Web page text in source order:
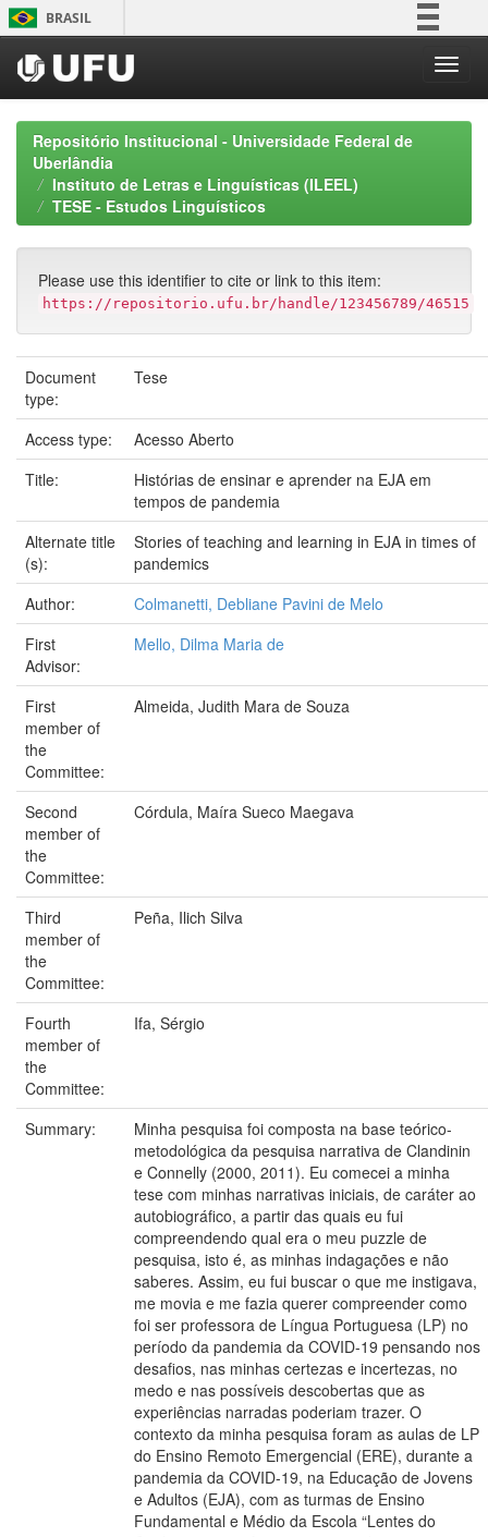
Skip
navigation
BRASIL
Participe
Acesso à informação
Legislação
Repositório Institucional - Universidade Federal de
Uberlândia
Instituto de Letras e Linguísticas (ILEEL)
TESE - Estudos Linguísticos
Please use this identifier to cite or link to this item:
https://repositorio.ufu.br/handle/123456789/46515
Document
type:
Tese
Access type:
Acesso Aberto
Title:
Histórias de ensinar e aprender na EJA em
tempos de pandemia
Alternate title
(s):
Stories of teaching and learning in EJA in times of
pandemics
Author:
Colmanetti, Debliane Pavini de Melo
First
Advisor:
Mello, Dilma Maria de
First
member of
the
Committee:
Almeida, Judith Mara de Souza
Second
member of
the
Committee:
Córdula, Maíra Sueco Maegava
Third
member of
the
Committee:
Peña, Ilich Silva
Fourth
member of
the
Committee:
Ifa, Sérgio
Summary:
Minha pesquisa foi composta na base teórico-
metodológica da pesquisa narrativa de Clandinin
e Connelly (2000, 2011). Eu comecei a minha
tese com minhas narrativas iniciais, de caráter ao
autobiográfico, a partir das quais eu fui
compreendendo qual era o meu puzzle de
pesquisa, isto é, as minhas indagações e não
saberes. Assim, eu fui buscar o que me instigava,
me movia e me fazia querer compreender como
foi ser professora de Língua Portuguesa (LP) no
período da pandemia da COVID-19 pensando nos
desafios, nas minhas certezas e incertezas, no
medo e nas possíveis descobertas que as
experiências narradas poderiam trazer. O
contexto da minha pesquisa foram as aulas de LP
do Ensino Remoto Emergencial (ERE), durante a
pandemia da COVID-19, na Educação de Jovens
e Adultos (EJA), com as turmas de Ensino
Fundamental e Médio da Escola “Lentes do